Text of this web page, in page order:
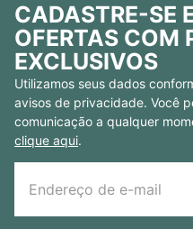
CADASTRE-SE
OFERTAS COM
EXCLUSIVOS
Utilizamos seus dados
avisos de privacidade. Você
comunicação a qualquer
clique aqui.